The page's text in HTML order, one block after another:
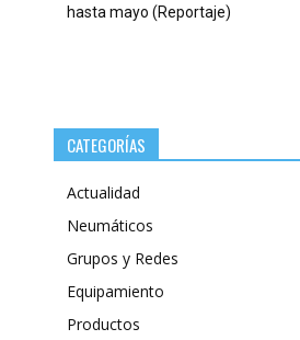
hasta mayo (Reportaje)
CATEGORÍAS
Actualidad
Neumáticos
Grupos y Redes
Equipamiento
Productos